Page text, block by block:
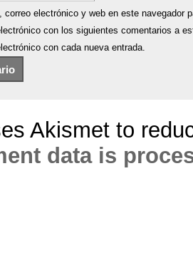
correo electrónico y web en este navegador
con los siguientes comentarios a
con cada nueva entrada.
Akismet to
data is